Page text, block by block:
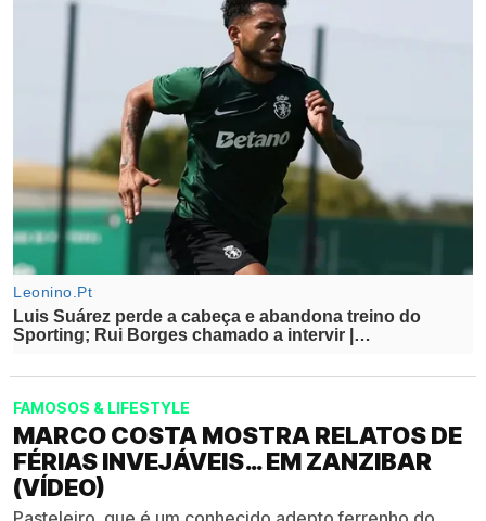
FAMOSOS & LIFESTYLE
MARCO COSTA MOSTRA RELATOS DE
FÉRIAS INVEJÁVEIS… EM ZANZIBAR
(VÍDEO)